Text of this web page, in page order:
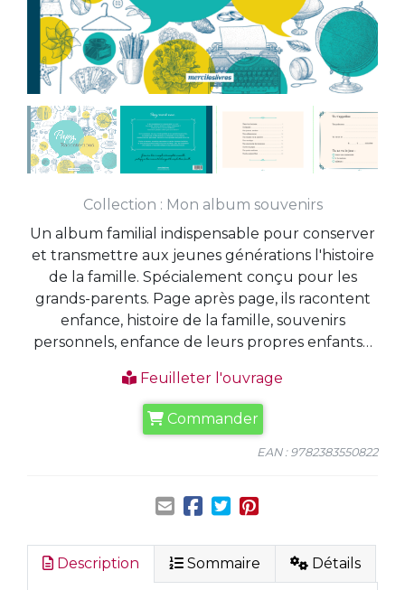
Collection : Mon album souvenirs
Un album familial indispensable pour conserver
et transmettre aux jeunes générations l'histoire
de la famille. Spécialement conçu pour les
grands-parents. Page après page, ils racontent
enfance, histoire de la famille, souvenirs
personnels, enfance de leurs propres enfants…
Feuilleter l'ouvrage
Commander
EAN : 9782383550822
Description Sommaire Détails